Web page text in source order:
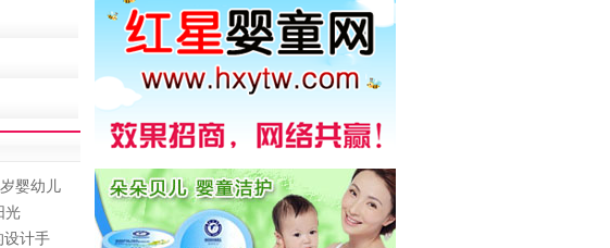
婴幼儿
光
设计手